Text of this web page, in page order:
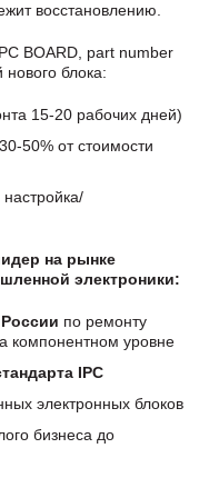
восстановлению.
BOARD, part number
блока:
15-20 рабочих дней)
50% от стоимости
на рынке
электроники:
по ремонту
компонентном уровне
IPC
электронных блоков
бизнеса до